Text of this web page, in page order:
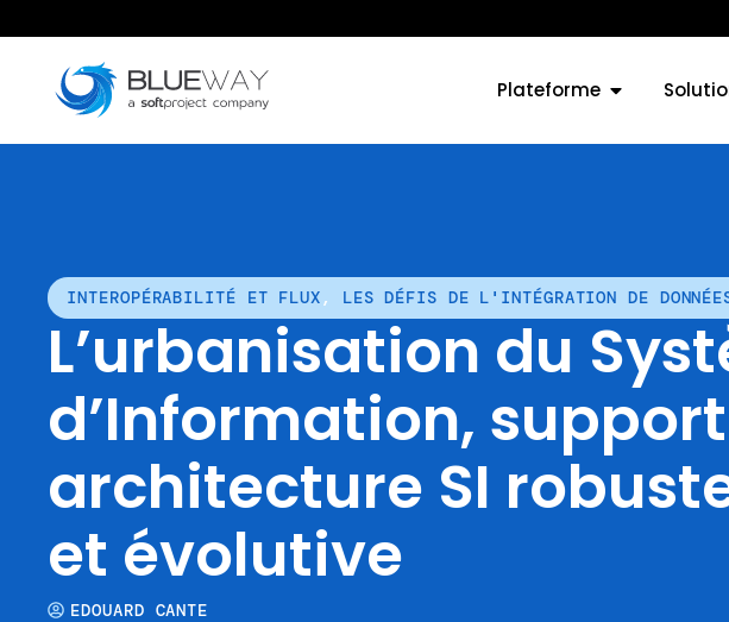
Plateforme
INTEROPÉRABILITÉ ET FLUX , LES DÉFIS DE L'INTÉGRATION DE
L’urbanisation du
d’Information,
architecture SI
et évolutive
EDOUARD CANTE